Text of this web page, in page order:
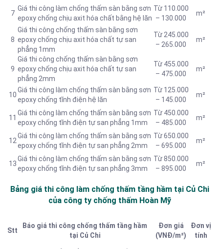
7
Giá thi công làm chống thấm sàn bằng sơn
epoxy chống chịu axit hóa chất bằng hệ lăn
Từ 110.000
– 130.000
m²
8
Giá thi công chống thấm sàn bằng sơn
epoxy chống chịu axit hóa chất tự san
phẳng 1mm
Từ 245.000
– 265.000
m²
9
Giá thi công chống thấm sàn bằng sơn
epoxy chống chịu axit hóa chất tự san
phẳng 2mm
Từ 455.000
– 475.000
m²
10
Giá thi công làm chống thấm sàn bằng sơn
epoxy chống tĩnh điện hệ lăn
Từ 125.000
– 145.000
m²
11
Giá thi công làm chống thấm sàn bằng sơn
epoxy chống tĩnh điện tự san phẳng 1mm
Từ 450.000
– 485.000
m²
12
Giá thi công làm chống thấm sàn bằng sơn
epoxy chống tĩnh điện tự san phẳng 2mm
Từ 650.000
– 695.000
m²
13
Giá thi công làm chống thấm sàn bằng sơn
epoxy chống tĩnh điện tự san phẳng 3mm
Từ 850.000
– 895.000
m²
Bảng giá thi công làm chống thấm tầng hầm tại Củ Chi
của công ty chống thấm Hoàn Mỹ
Stt
Báo giá thi công chống thấm tầng hầm
tại Củ Chi
Đơn giá
(VNĐ/m²)
Đơn vị
tính